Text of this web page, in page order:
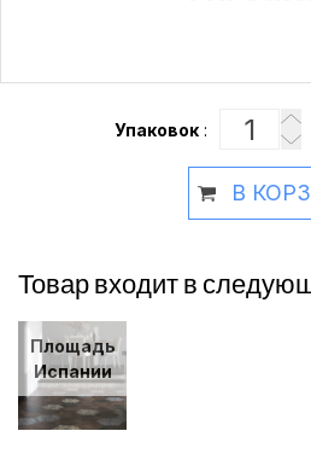
Упаковок :
В
Товар входит в
Площадь
Испании